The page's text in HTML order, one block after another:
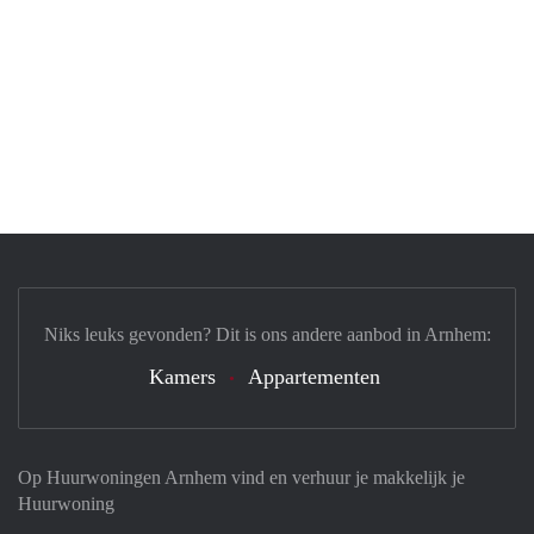
Op Huurwoningen Arnhem vind en verhuur je makkelijk je
Huurwoning
Niks leuks gevonden? Dit is ons andere aanbod in Arnhem:
Kamers Appartementen